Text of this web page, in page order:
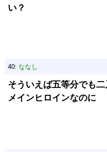
い？
40: ななし
そういえば五等分でも
メインヒロインなのに